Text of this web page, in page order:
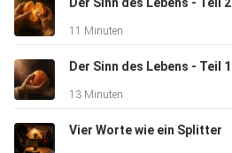
11 Minuten
Der Sinn des Lebens - Teil 1
13 Minuten
Vier Worte wie ein Splitter